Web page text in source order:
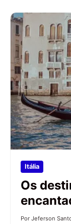
Itália
Os
Por Jeferson